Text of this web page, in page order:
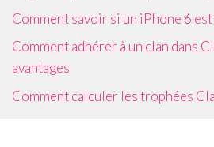
Comment savoir si un iPhone 6
Comment adhérer à un clan dans
avantages
Comment calculer les trophées